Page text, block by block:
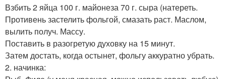
Взбить 2 яйца 100 г. майонеза 70 г. сыра (натереть.
Противень застелить фольгой, смазать раст. Маслом,
вылить получ. Массу.
Поставить в разогретую духовку на 15 минут.
Затем достать, когда остынет, фольгу аккуратно убрать.
2. начинка: